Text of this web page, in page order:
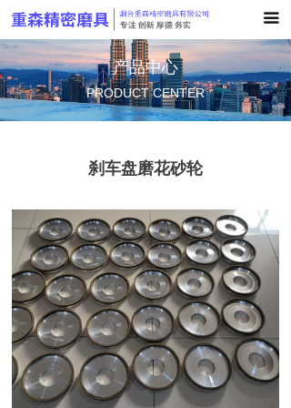
끀
首页
关于我们
产品中心
联系我们
产品中心
PRODUCT CENTER
刹车盘磨花砂轮